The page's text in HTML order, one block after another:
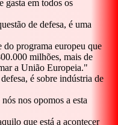
gasta em todos os
de defesa, é uma
do programa europeu que
milhões, mais de
a União Europeia."
é sobre indústria de
nos opomos a esta
que está a acontecer